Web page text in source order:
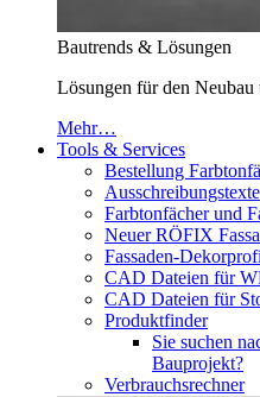
Bautrends & Lösungen
Lösungen für den Neubau
Mehr…
Tools & Services
Bestellung
Ausschreibungstexte
Farbtonfächer und
Neuer RÖFIX
Fassaden-
CAD Dateien für
CAD Dateien für
Produktfinder
Sie suchen
Bauprojekt?
Verbrauchsrechner